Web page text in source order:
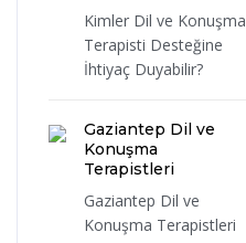
Kimler Dil ve Konuşma
Terapisti Desteğine
İhtiyaç Duyabilir?
Gaziantep Dil ve
Konuşma
Terapistleri
Gaziantep Dil ve
Konuşma Terapistleri